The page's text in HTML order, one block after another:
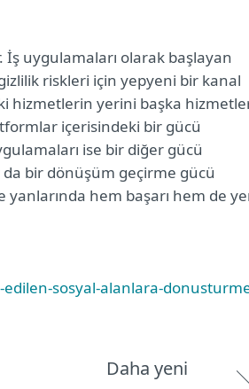
uygulamaları olarak başlayan
riskleri için yepyeni bir kanal
hizmetlerin yerini başka
içerisindeki bir gücü
ise bir diğer gücü
bir dönüşüm geçirme gücü
yanlarında hem başarı hem de
sosyal-alanlara-
Daha yeni